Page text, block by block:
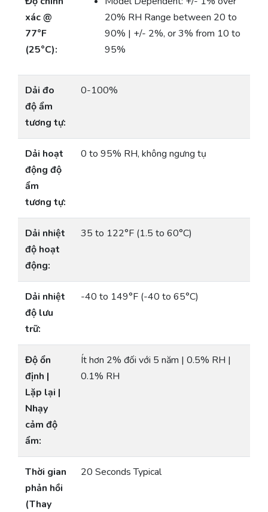
xác @
77°F
(25°C):
20% RH Range between 20 to
90% | +/- 2%, or 3% from 10 to
95%
Dải đo
độ ẩm
tương tự:
0-100%
Dải hoạt
động độ
ẩm
tương tự:
0 to 95% RH, không ngưng tụ
Dải nhiệt
độ hoạt
động:
35 to 122°F (1.5 to 60°C)
Dải nhiệt
độ lưu
trữ:
-40 to 149°F (-40 to 65°C)
Độ ổn
định |
Lặp lại |
Nhạy
cảm độ
ẩm:
Ít hơn 2% đối với 5 năm | 0.5% RH |
0.1% RH
Thời gian
phản hồi
(Thay
20 Seconds Typical